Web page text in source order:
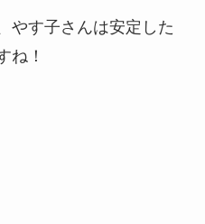
やす子さんは安定した
ね！